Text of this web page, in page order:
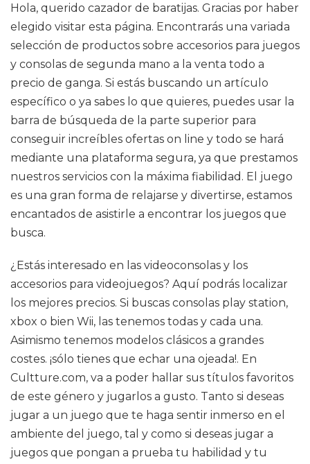
Hola, querido cazador de baratijas. Gracias por haber
elegido visitar esta página. Encontrarás una variada
selección de productos sobre accesorios para juegos
y consolas de segunda mano a la venta todo a
precio de ganga. Si estás buscando un artículo
específico o ya sabes lo que quieres, puedes usar la
barra de búsqueda de la parte superior para
conseguir increíbles ofertas on line y todo se hará
mediante una plataforma segura, ya que prestamos
nuestros servicios con la máxima fiabilidad. El juego
es una gran forma de relajarse y divertirse, estamos
encantados de asistirle a encontrar los juegos que
busca.
¿Estás interesado en las videoconsolas y los
accesorios para videojuegos? Aquí podrás localizar
los mejores precios. Si buscas consolas play station,
xbox o bien Wii, las tenemos todas y cada una.
Asimismo tenemos modelos clásicos a grandes
costes. ¡sólo tienes que echar una ojeada!. En
Cultture.com, va a poder hallar sus títulos favoritos
de este género y jugarlos a gusto. Tanto si deseas
jugar a un juego que te haga sentir inmerso en el
ambiente del juego, tal y como si deseas jugar a
juegos que pongan a prueba tu habilidad y tu